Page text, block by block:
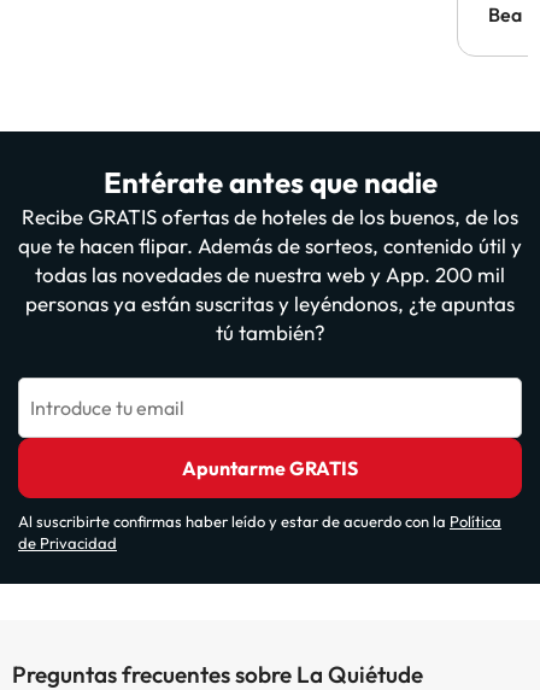
Bea
Entérate antes que nadie
Recibe GRATIS ofertas de hoteles de los buenos, de los
que te hacen flipar. Además de sorteos, contenido útil y
todas las novedades de nuestra web y App. 200 mil
personas ya están suscritas y leyéndonos, ¿te apuntas
tú también?
Introduce tu email
Apuntarme GRATIS
Al suscribirte confirmas haber leído y estar de acuerdo con la Política
de Privacidad
Preguntas frecuentes sobre La Quiétude